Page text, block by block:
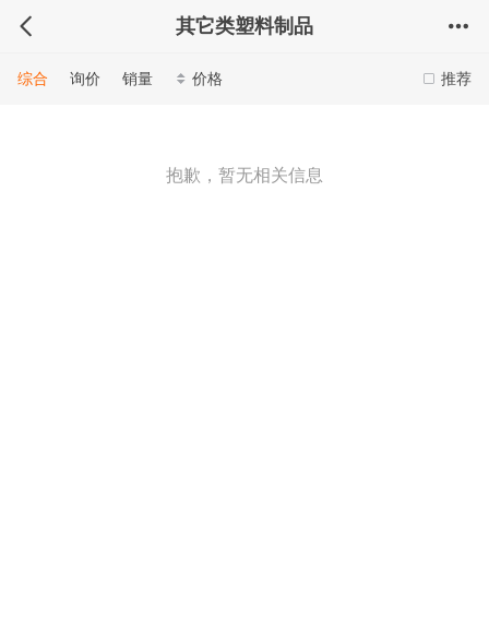
其它类塑料制品
推荐
综合 询价 销量 价格
抱歉，暂无相关信息